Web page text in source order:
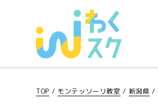
TOP / モンテッソーリ教室 / 新潟県 /